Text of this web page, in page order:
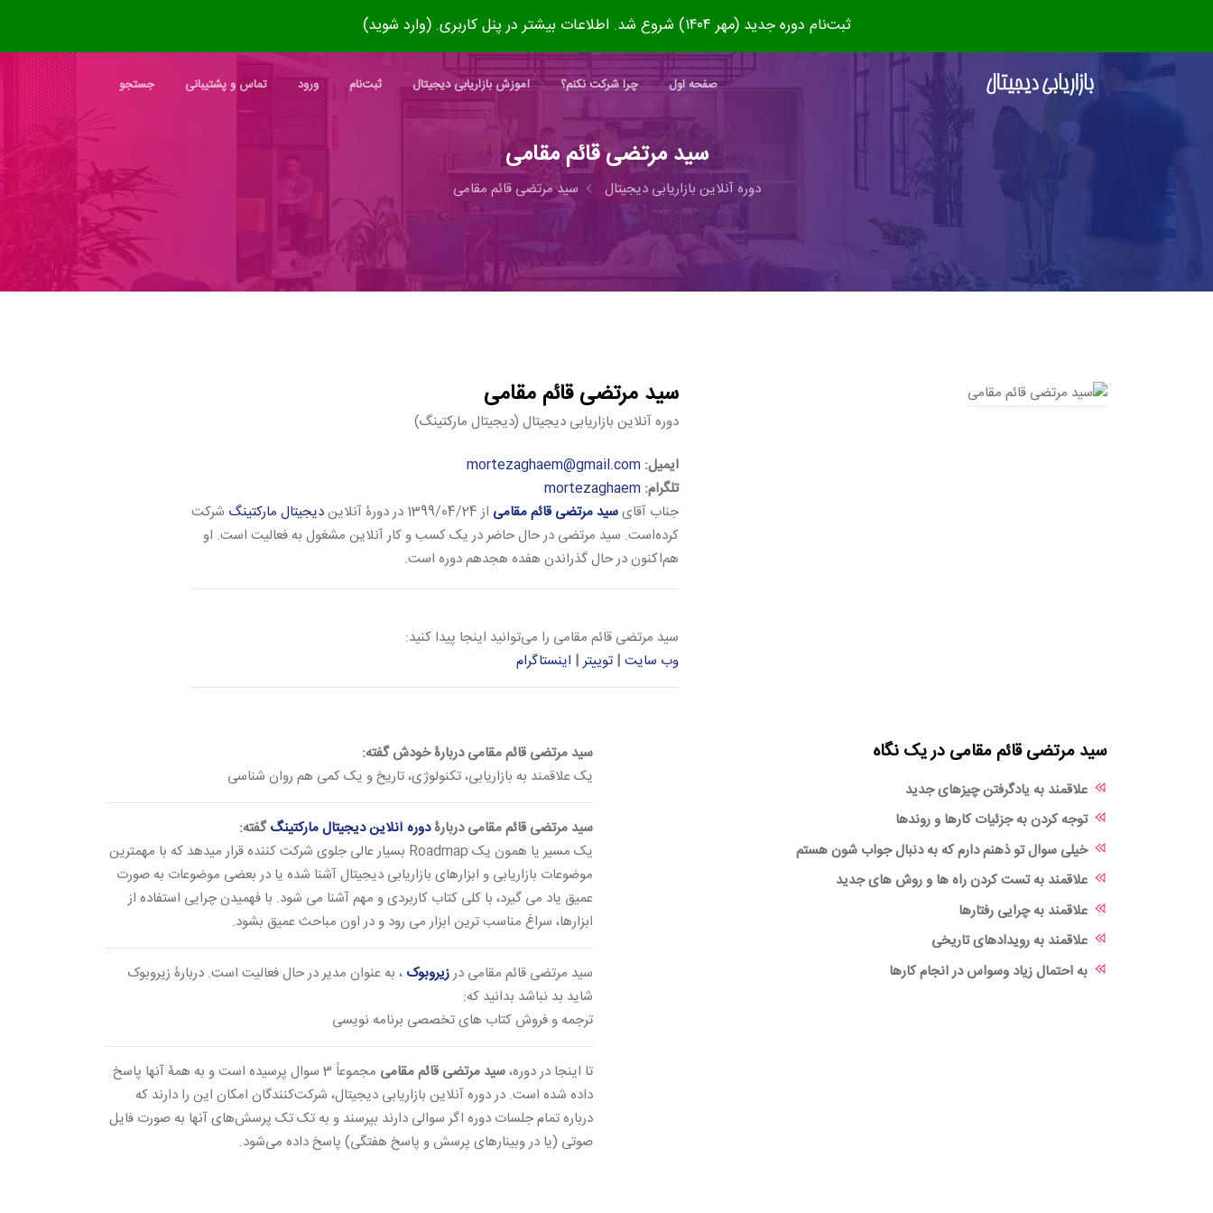
ثبت‌نام دوره جدید (مهر ۱۴۰۴) شروع شد. اطلاعات بیشتر در پنل کاربری. (وارد شوید)
صفحه اول چرا شرکت نکنم؟ آموزش بازاریابی دیجیتال ثبت‌نام ورود تماس و پشتیبانی جستجو
سید مرتضی قائم مقامی
دوره آنلاین بازاریابی دیجیتال سید مرتضی قائم مقامی
سید مرتضی قائم مقامی
دوره آنلاین بازاریابی دیجیتال (دیجیتال مارکتینگ)
ایمیل: mortezaghaem@gmail.com
تلگرام: mortezaghaem
جناب آقایسید مرتضی قائم مقامی از 1399/04/24 در دورۀ آنلاین دیجیتال مارکتینگ شرکت
کرده‌است. سید مرتضی در حال حاضر در یک کسب و کار آنلاین مشغول به فعالیت است. او
هم‌اکنون در حال گذراندن هفده هجدهم دوره است.
سید مرتضی قائم مقامی را می‌توانید اینجا پیدا کنید:
وب سایت | توییتر | اینستاگرام
سید مرتضی قائم مقامی در یک نگاه
علاقمند به یادگرفتن چیزهای جدید
توجه کردن به جزئیات کارها و روندها
خیلی سوال تو ذهنم دارم که به دنبال جواب شون هستم
علاقمند به تست کردن راه ها و روش های جدید
علاقمند به چرایی رفتارها
علاقمند به رویدادهای تاریخی
به احتمال زیاد وسواس در انجام کارها
سید مرتضی قائم مقامی دربارۀ خودش گفته:
یک علاقمند به بازاریابی، تکنولوژی، تاریخ و یک کمی هم روان شناسی
سید مرتضی قائم مقامی دربارۀدوره آنلاین دیجیتال مارکتینگگفته:
یک مسیر یا همون یک Roadmap بسیار عالی جلوی شرکت کننده قرار میدهد که با مهمترین
موضوعات بازاریابی و ابزارهای بازاریابی دیجیتال آشنا شده یا در بعضی موضوعات به صورت
عمیق یاد می گیرد، با کلی کتاب کاربردی و مهم آشنا می شود. با فهمیدن چرایی استفاده از
ابزارها، سراغ مناسب ترین ابزار می رود و در اون مباحث عمیق بشود.
سید مرتضی قائم مقامی درزیروبوک ، به عنوان مدیر در حال فعالیت است. دربارۀ زیروبوک
شاید بد نباشد بدانید که:
ترجمه و فروش کتاب های تخصصی برنامه نویسی
تا اینجا در دوره،سید مرتضی قائم مقامی
مجموعاً 3 سوال پرسیده است و به همۀ آنها پاسخ
داده شده است. در دوره آنلاین بازاریابی دیجیتال، شرکت‌کنندگان امکان این را دارند که
درباره تمام جلسات دوره اگر سوالی دارند بپرسند و به تک تک پرسش‌های آنها به صورت فایل
صوتی (یا در وبینارهای پرسش و پاسخ هفتگی) پاسخ داده می‌شود.